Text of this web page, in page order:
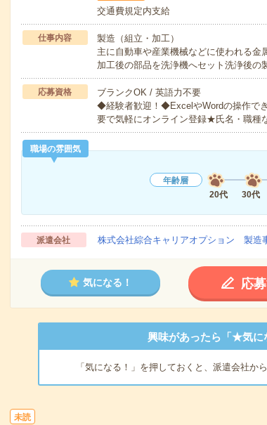
交通費規定内支給
仕事内容
製造（組立・加工）
主に自動車や産業機械などに使われる金
加工後の部品を洗浄機へセット洗浄後
応募資格
ブランクOK / 英語力不要
◆経験者歓迎！◆ExcelやWordの操作で
要で気軽にオンライン登録★氏名・職種
職場の雰囲気
年齢層
20代
30代
派遣会社 株式会社綜合キャリアオプション 製造
気になる！ 応
興味があったら「★気に
「気になる！」を押しておくと、派遣会社から
未読